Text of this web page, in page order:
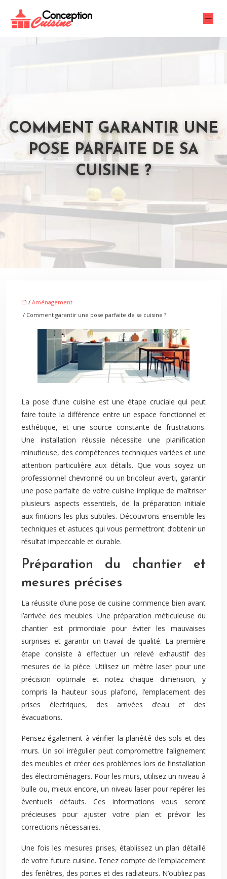
COMMENT GARANTIR UNE
POSE PARFAITE DE SA
CUISINE ?
/ Aménagement
/ Comment garantir une pose parfaite de sa cuisine ?
La pose d’une cuisine est une étape cruciale qui peut
faire toute la différence entre un espace fonctionnel et
esthétique, et une source constante de frustrations.
Une installation réussie nécessite une planification
minutieuse, des compétences techniques variées et une
attention particulière aux détails. Que vous soyez un
professionnel chevronné ou un bricoleur averti, garantir
une pose parfaite de votre cuisine implique de maîtriser
plusieurs aspects essentiels, de la préparation initiale
aux finitions les plus subtiles. Découvrons ensemble les
techniques et astuces qui vous permettront d’obtenir un
résultat impeccable et durable.
Préparation du chantier et
mesures précises
La réussite d’une pose de cuisine commence bien avant
l’arrivée des meubles. Une préparation méticuleuse du
chantier est primordiale pour éviter les mauvaises
surprises et garantir un travail de qualité. La première
étape consiste à effectuer un relevé exhaustif des
mesures de la pièce. Utilisez un mètre laser pour une
précision optimale et notez chaque dimension, y
compris la hauteur sous plafond, l’emplacement des
prises électriques, des arrivées d’eau et des
évacuations.
Pensez également à vérifier la planéité des sols et des
murs. Un sol irrégulier peut compromettre l’alignement
des meubles et créer des problèmes lors de l’installation
des électroménagers. Pour les murs, utilisez un niveau à
bulle ou, mieux encore, un niveau laser pour repérer les
éventuels défauts. Ces informations vous seront
précieuses pour ajuster votre plan et prévoir les
corrections nécessaires.
Une fois les mesures prises, établissez un plan détaillé
de votre future cuisine. Tenez compte de l’emplacement
des fenêtres, des portes et des radiateurs. N’oubliez pas